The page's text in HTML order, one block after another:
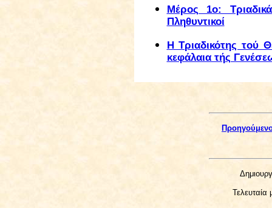
Μέρος 1ο:
Πληθυντικοί
Η Τριαδικότης τού
κεφάλαια τής